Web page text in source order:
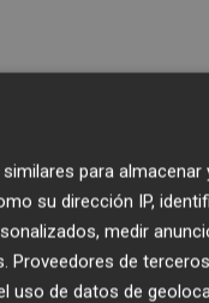
de creación solo
de Economía y,
porque ya
comienza a ser
Botella.
para almacenar
su dirección IP,
medir
Proveedores de
uso de datos de